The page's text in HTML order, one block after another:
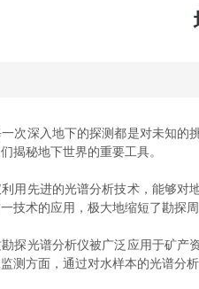
深入地下的探测都是对未知的
揭秘地下世界的重要工具。
先进的光谱分析技术，能够对
技术的应用，极大地缩短了勘探
光谱分析仪被广泛应用于矿产
测方面，通过对水样本的光谱分